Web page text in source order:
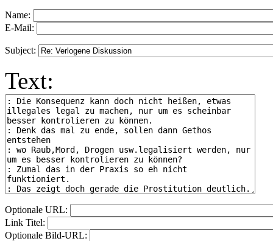
Name:
E-Mail:
Subject:
Text:
Optionale URL:
Link Titel:
Optionale Bild-URL: